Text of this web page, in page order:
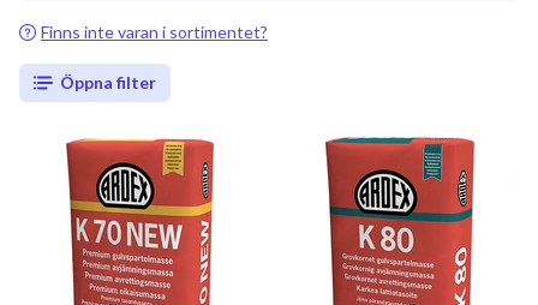
Finns inte varan i sortimentet?
Öppna filter